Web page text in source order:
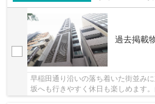
過去掲載
早稲田通り沿いの落ち着いた街並み
坂へも行きやすく休日も楽しめます。